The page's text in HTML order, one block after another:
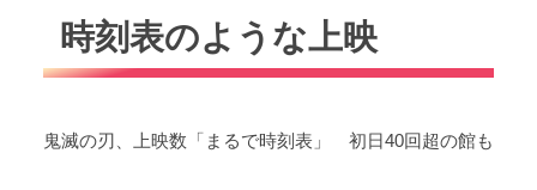
時刻表のような上映
鬼滅の刃、上映数「まるで時刻表」 初日40回超の館も